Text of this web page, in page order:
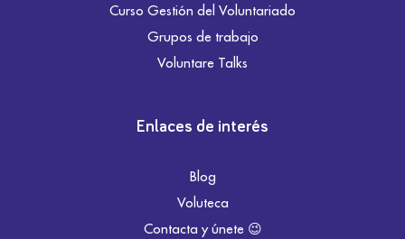
Curso Gestión del Voluntariado
Grupos de trabajo
Voluntare Talks
Enlaces de interés
Blog
Voluteca
Contacta y únete 😉